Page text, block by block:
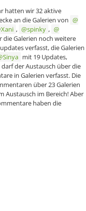
hatten wir 32 aktive
an die Galerien von
Xani , spinky ,
Galerien noch weitere
verfasst, die Galerien
Sinya mit 19 Updates,
der Austausch über die
in Galerien verfasst. Die
über 23 Galerien
Austausch im Bereich! Aber
haben die